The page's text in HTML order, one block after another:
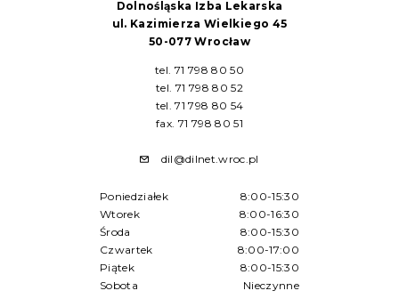
Dolnośląska Izba Lekarska
ul. Kazimierza Wielkiego 45
50-077 Wrocław
tel. 71 798 80 50
tel. 71 798 80 52
tel. 71 798 80 54
fax. 71 798 80 51
dil@dilnet.wroc.pl
Poniedziałek
8:00-15:30
Wtorek
8:00-16:30
Środa
8:00-15:30
Czwartek
8:00-17:00
Piątek
8:00-15:30
Sobota
Nieczynne